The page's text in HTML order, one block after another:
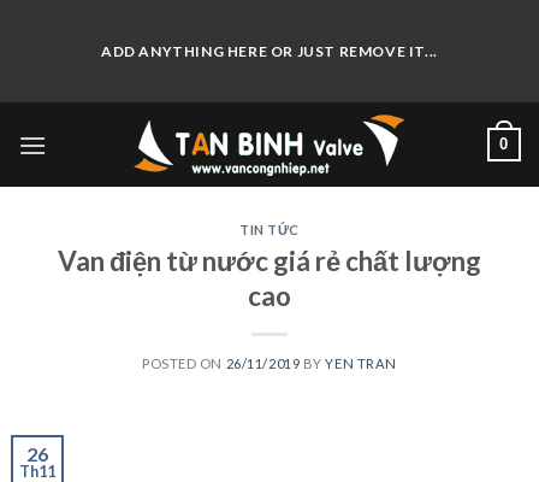
ADD ANYTHING HERE OR JUST REMOVE IT...
0
TIN TỨC
Van điện từ nước giá rẻ chất lượng
cao
POSTED ON 26/11/2019 BYYEN TRAN
26
Th11